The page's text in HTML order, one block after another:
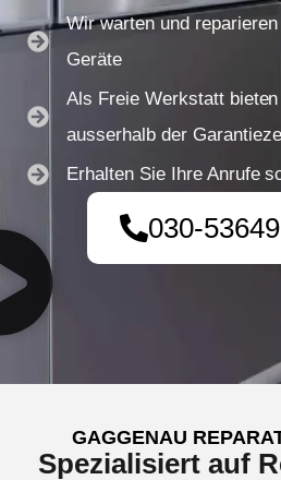
Wir warten und
Geräte
Als Freie Werkstatt
ausserhalb der
Erhalten Sie Ihre Anrufe
030-
GAGGENAU
Spezialisiert auf